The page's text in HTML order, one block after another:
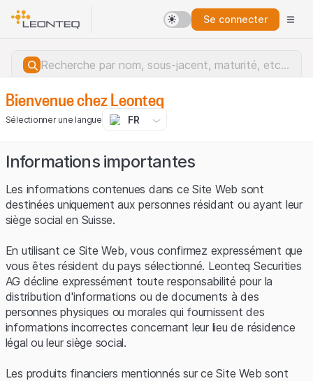
Se connecter
Erreur du serveur.
Bienvenue chez Leonteq
Sélectionner une langue FR
Informations importantes
Les informations contenues dans ce Site Web sont
destinées uniquement aux personnes résidant ou ayant leur
siège social en Suisse.
En utilisant ce Site Web, vous confirmez expressément que
vous êtes résident du pays sélectionné. Leonteq Securities
AG décline expressément toute responsabilité pour la
distribution d'informations ou de documents à des
personnes physiques ou morales qui fournissent des
informations incorrectes concernant leur lieu de résidence
légal ou leur siège social.
Les produits financiers mentionnés sur ce Site Web sont